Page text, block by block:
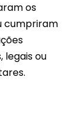
os
cumpriram
legais ou